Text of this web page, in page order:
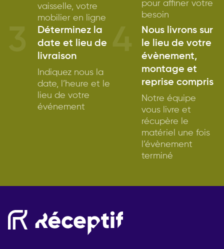
vaisselle, votre
mobilier en ligne
pour affiner votre
besoin
Déterminez la
date et lieu de
livraison
Indiquez nous la
date, l’heure et le
lieu de votre
événement
Nous livrons sur
le lieu de votre
évènement,
montage et
reprise compris
Notre équipe
vous livre et
récupère le
matériel une fois
l’évènement
terminé